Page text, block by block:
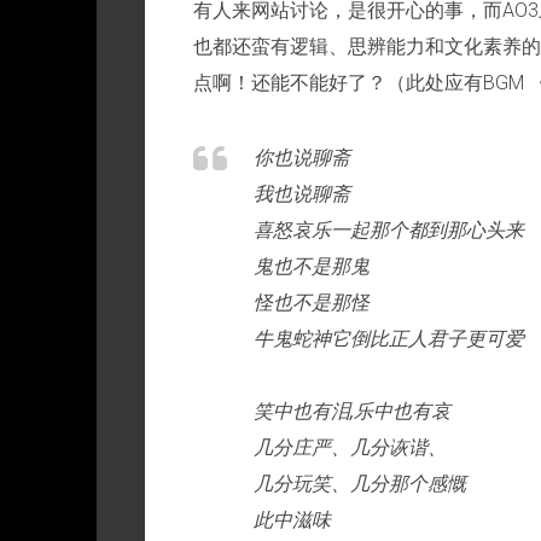
有人来网站讨论，是很开心的事，而
也都还蛮有逻辑、思辨能力和文化素养
点啊！还能不能好了？（此处应有BGM
你也说聊斋
我也说聊斋
喜怒哀乐一起那个都到那心头来
鬼也不是那鬼
怪也不是那怪
牛鬼蛇神它倒比正人君子更可爱
笑中也有泪,乐中也有哀
几分庄严、几分诙谐、
几分玩笑、几分那个感慨
此中滋味